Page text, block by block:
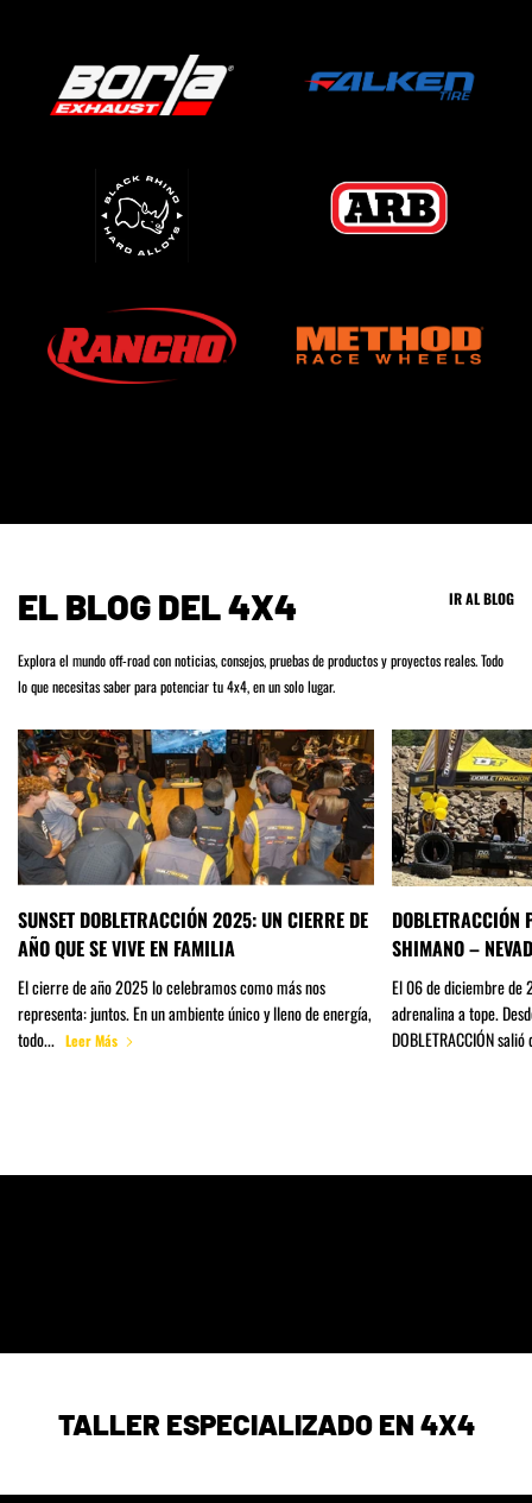
EL BLOG DEL 4X4 IR AL BLOG
Explora el mundo off-road con noticias, consejos, pruebas de productos y proyectos reales. Todo
lo que necesitas saber para potenciar tu 4x4, en un solo lugar.
SUNSET DOBLETRACCIÓN 2025: UN CIERRE DE
AÑO QUE SE VIVE EN FAMILIA
El cierre de año 2025 lo celebramos como más nos
representa: juntos. En un ambiente único y lleno de energía,
todo... Leer Más
DOBLETRACCIÓN
SHIMANO –
El 06 de diciembre de
adrenalina a tope.
DOBLETRACCIÓN
📍SANTIAGO DE CHILE
📍CONCEPCIÓN
TALLER ESPECIALIZADO EN 4X4